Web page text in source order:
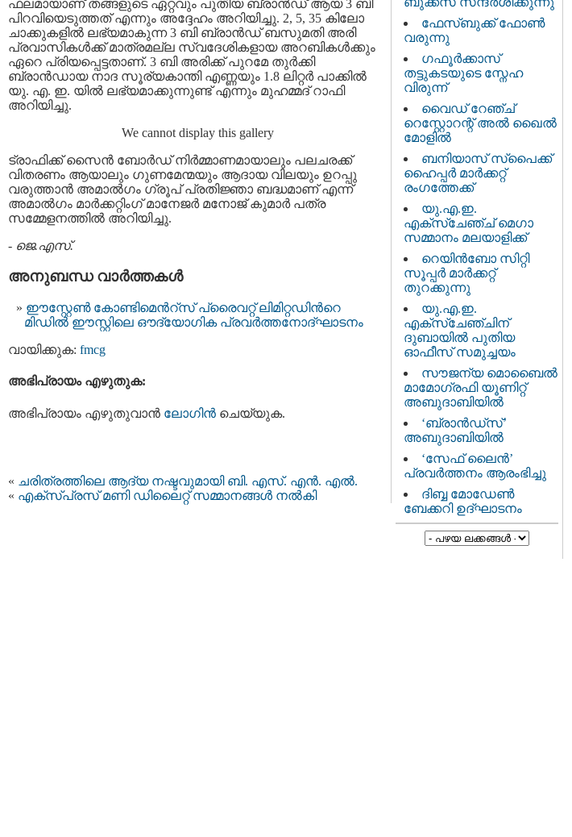
ഫലമായാണ് തങ്ങളുടെ ഏറ്റവും പുതിയ ബ്രാന്‍ഡ്‌ ആയ 3 ബി
പിറവിയെടുത്തത് എന്നും അദ്ദേഹം അറിയിച്ചു. 2, 5, 35 കിലോ
ചാക്കുകളില്‍ ലഭ്യമാകുന്ന 3 ബി ബ്രാന്‍ഡ്‌ ബസുമതി അരി
പ്രവാസികള്‍ക്ക്‌ മാത്രമല്ല സ്വദേശികളായ അറബികള്‍ക്കും
ഏറെ പ്രിയപ്പെട്ടതാണ്. 3 ബി അരിക്ക് പുറമേ തുര്‍ക്കി
ബ്രാന്‍ഡായ നാദ സൂര്യകാന്തി എണ്ണയും 1.8 ലിറ്റര്‍ പാക്കില്‍
യു. എ. ഇ. യില്‍ ലഭ്യമാക്കുന്നുണ്ട് എന്നും മുഹമ്മദ്‌ റാഫി
അറിയിച്ചു.
We cannot display this gallery
ട്രാഫിക്ക് സൈന്‍ ബോര്‍ഡ്‌ നിര്‍മ്മാണമായാലും പലചരക്ക്
വിതരണം ആയാലും ഗുണമേന്മയും ആദായ വിലയും ഉറപ്പു
വരുത്താന്‍ അമാല്‍ഗം ഗ്രൂപ്‌ പ്രതിജ്ഞാ ബദ്ധമാണ് എന്ന്
അമാല്‍ഗം മാര്‍ക്കറ്റിംഗ് മാനേജര്‍ മനോജ്‌ കുമാര്‍ പത്ര
സമ്മേളനത്തില്‍ അറിയിച്ചു.
- ജെ.എസ്.
അനുബന്ധ വാര്‍ത്തകള്‍
ഈസ്റ്റേണ്‍ കോണ്ടിമെന്‍റ്സ് പ്രൈവറ്റ് ലിമിറ്റഡിന്‍റെ
മിഡില്‍ ഈസ്റ്റിലെ ഔദ്യോഗിക പ്രവര്‍ത്തനോദ്ഘാടനം
വായിക്കുക: fmcg
അഭിപ്രായം എഴുതുക:
അഭിപ്രായം എഴുതുവാന്‍ ലോഗിന്‍ ചെയ്യുക.
« ചരിത്രത്തിലെ ആദ്യ നഷ്ടവുമായി ബി. എസ്. എന്‍. എല്‍.
« എക്സ്പ്രസ്‌ മണി ഡിലൈറ്റ് സമ്മാനങ്ങള്‍ നല്‍കി
ഫേസ്‌ബുക്ക്‌ ഫോണ്‍
വരുന്നു
ഗഫൂര്‍ക്കാസ്
തട്ടുകടയുടെ സ്നേഹ
വിരുന്ന്
വൈഡ്‌ റേഞ്ച്
റെസ്റ്റോറന്റ് അല്‍ ഖൈല്‍
മോളില്‍
ബനിയാസ് സ്‌പൈക്ക്
ഹൈപ്പര്‍ മാര്‍ക്കറ്റ്‌
രംഗത്തേക്ക്‌
യു.എ.ഇ.
എക്സ്ചേഞ്ച് മെഗാ
സമ്മാനം മലയാളിക്ക്‌
റെയിന്‍ബോ സിറ്റി
സൂപ്പര്‍ മാര്‍ക്കറ്റ്‌
തുറക്കുന്നു
യു.എ.ഇ.
എക്സ്ചേഞ്ചിന്
ദുബായില്‍ പുതിയ
ഓഫീസ്‌ സമുച്ചയം
സൗജന്യ മൊബൈല്‍
മാമോഗ്രഫി യൂണിറ്റ്
അബുദാബിയില്‍
‘ബ്രാന്‍ഡ്സ്’
അബുദാബിയില്‍
‘സേഫ്‌ ലൈന്‍’
പ്രവര്‍ത്തനം ആരംഭിച്ചു
ദിബ്ബ മോഡേണ്‍
ബേക്കറി ഉദ്ഘാടനം